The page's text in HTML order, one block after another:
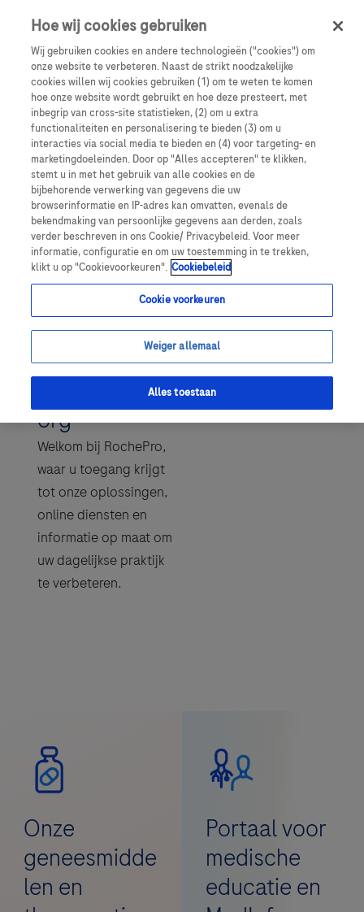
Register
Welkom bij
RochePro,
het platform
professionals
in de
gezondheidsz
org
Welkom bij RochePro,
waar u toegang krijgt
tot onze oplossingen,
online diensten en
informatie op maat om
uw dagelijkse praktijk
te verbeteren.
Onze
geneesmidde
len en
Portaal voor
medische
educatie en
Hoe wij cookies gebruiken
Wij gebruiken cookies en andere technologieën ("cookies") om
onze website te verbeteren. Naast de strikt noodzakelijke
cookies willen wij cookies gebruiken (1) om te weten te komen
hoe onze website wordt gebruikt en hoe deze presteert, met
inbegrip van cross-site statistieken, (2) om u extra
functionaliteiten en personalisering te bieden (3) om u
interacties via social media te bieden en (4) voor targeting- en
marketingdoeleinden. Door op "Alles accepteren" te klikken,
stemt u in met het gebruik van alle cookies en de
bijbehorende verwerking van gegevens die uw
browserinformatie en IP-adres kan omvatten, evenals de
bekendmaking van persoonlijke gegevens aan derden, zoals
verder beschreven in ons Cookie/ Privacybeleid. Voor meer
informatie, configuratie en om uw toestemming in te trekken,
klikt u op "Cookievoorkeuren". Cookiebeleid
Cookie voorkeuren
Weiger allemaal
Alles toestaan